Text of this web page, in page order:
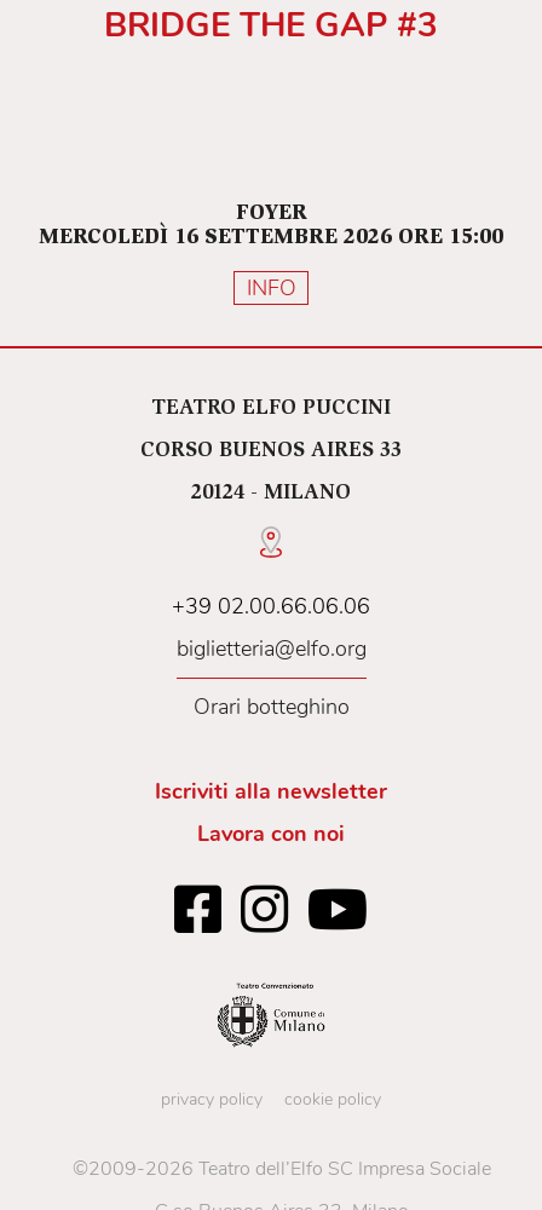
BRIDGE THE GAP #3
FOYER
MERCOLEDÌ 16 SETTEMBRE 2026 ORE 15:00
INFO
TEATRO ELFO PUCCINI
CORSO BUENOS AIRES 33
20124 - MILANO
+39 02.00.66.06.06
biglietteria@elfo.org
Orari botteghino
Iscriviti alla newsletter
Lavora con noi
privacy policy cookie policy
©2009-2026 Teatro dell’Elfo SC Impresa Sociale